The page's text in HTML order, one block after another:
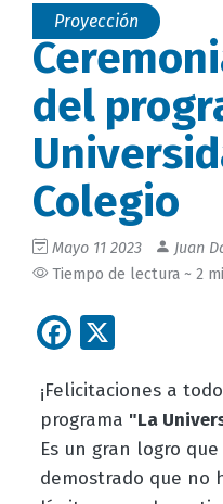
Proyección
del
Colegio
Mayo 11 2023
Juan
Tiempo de lectura ~ 2
Facebook
¡Felicitaciones a
programa "La
Es un gran logro
demostrado que no